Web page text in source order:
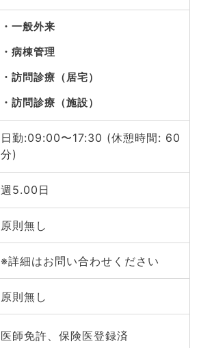
一般外来
病棟管理
訪問診療（居宅）
訪問診療（施設）
日勤:09:00〜17:30 (休憩時間: 60
分)
週5.00日
原則無し
※詳細はお問い合わせください
原則無し
医師免許、保険医登録済